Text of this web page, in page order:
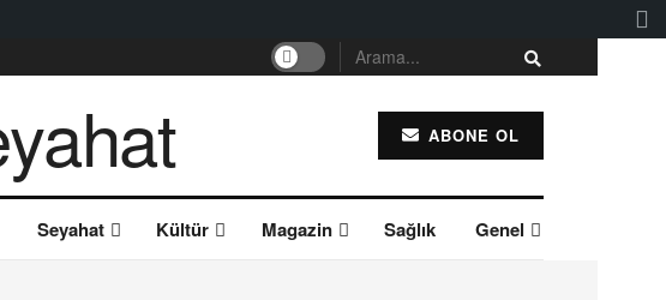
ABONE OL
Seyahat Kültür Magazin Sağlık Genel